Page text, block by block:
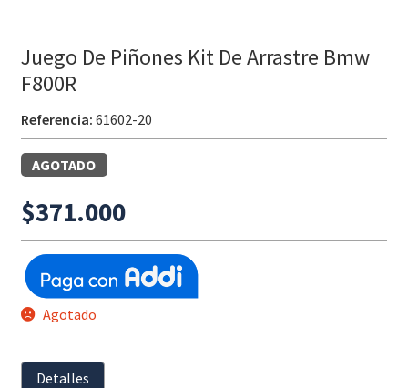
Juego De Piñones Kit De Arrastre Bmw
F800R
Referencia: 61602-20
AGOTADO
$371.000
Agotado
Detalles